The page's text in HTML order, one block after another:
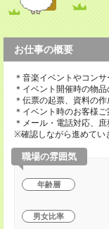
お仕事の概要
＊音楽イベントやコン
＊イベント開催時の物
＊伝票の起票、資料の
＊イベント時のお客様ご
＊メール・電話対応、
※確認しながら進めてい
職場の雰囲気
年齢層
男女比率